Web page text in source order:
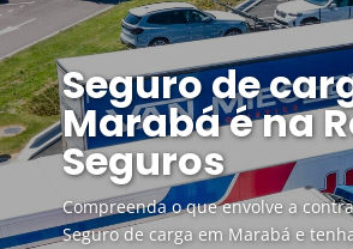
Seguro de
Marabá é na
Seguros
Compreenda o que envolve a
Seguro de carga em Marabá e